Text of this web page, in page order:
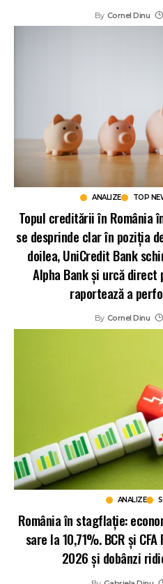
By Cornel Dinu
ANALIZE TOP
Topul creditării în România
se desprinde clar în poziția
doilea, UniCredit Bank
Alpha Bank și urcă direct
raportează a
By Cornel Dinu
ANALIZE
România în stagflație:
sare la 10,71%. BCR și
2026 și dobânzi